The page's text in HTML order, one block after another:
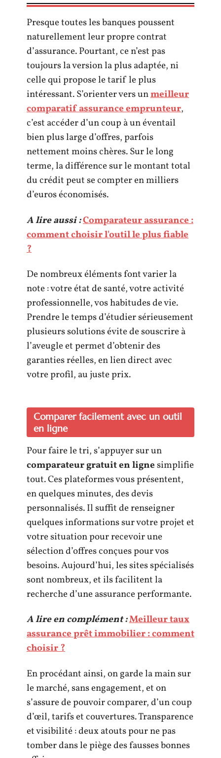
Presque toutes les banques poussent
naturellement leur propre contrat
d’assurance. Pourtant, ce n’est pas
toujours la version la plus adaptée, ni
celle qui propose le tarif le plus
intéressant. S’orienter vers unmeilleur
comparatif assurance emprunteur,
c’est accéder d’un coup à un éventail
bien plus large d’offres, parfois
nettement moins chères. Sur le long
terme, la différence sur le montant total
du crédit peut se compter en milliers
d’euros économisés.
A lire aussi :Comparateur assurance :
comment choisir l'outil le plus fiable
?
De nombreux éléments font varier la
note : votre état de santé, votre activité
professionnelle, vos habitudes de vie.
Prendre le temps d’étudier sérieusement
plusieurs solutions évite de souscrire à
l’aveugle et permet d’obtenir des
garanties réelles, en lien direct avec
votre profil, au juste prix.
Comparer facilement avec un outil
en ligne
Pour faire le tri, s’appuyer sur un
comparateur gratuit en lignesimplifie
tout. Ces plateformes vous présentent,
en quelques minutes, des devis
personnalisés. Il suffit de renseigner
quelques informations sur votre projet et
votre situation pour recevoir une
sélection d’offres conçues pour vos
besoins. Aujourd’hui, les sites spécialisés
sont nombreux, et ils facilitent la
recherche d’une assurance performante.
A lire en complément :Meilleur taux
assurance prêt immobilier : comment
choisir ?
En procédant ainsi, on garde la main sur
le marché, sans engagement, et on
s’assure de pouvoir comparer, d’un coup
d’œil, tarifs et couvertures. Transparence
et visibilité : deux atouts pour ne pas
tomber dans le piège des fausses bonnes